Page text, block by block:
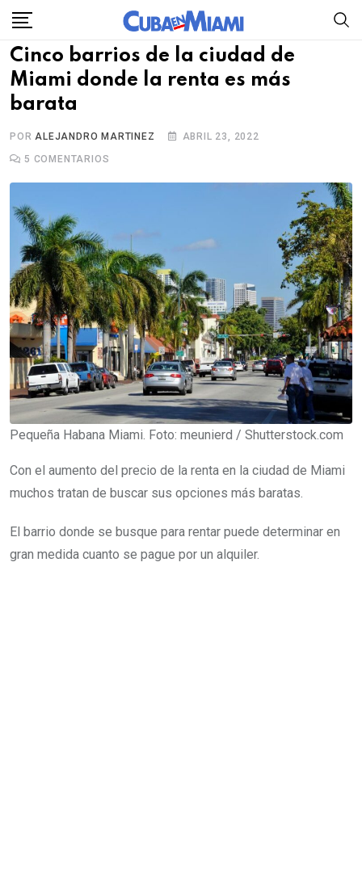
Skip
content
Cinco barrios de la ciudad de
Miami donde la renta es más
barata
PORALEJANDRO MARTINEZ
ABRIL 23, 2022
5 COMENTARIOS
Pequeña Habana Miami. Foto: meunierd / Shutterstock.com
Con el aumento del precio de la renta en la ciudad de Miami
muchos tratan de buscar sus opciones más baratas.
El barrio donde se busque para rentar puede determinar en
gran medida cuanto se pague por un alquiler.